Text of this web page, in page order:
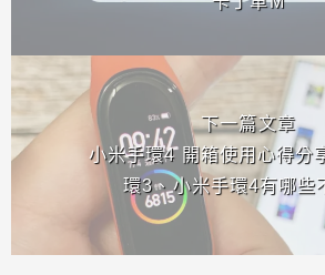
下一篇文章
小米手環4 開箱使用心得分
環3、小米手環4有哪些